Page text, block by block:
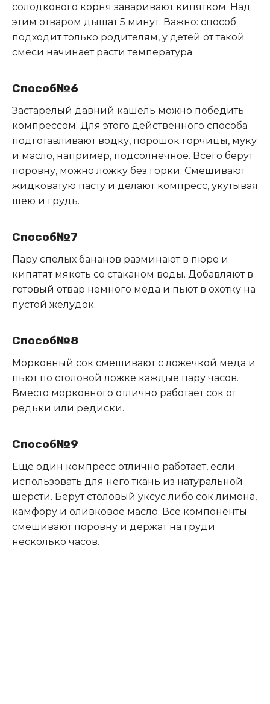
солодкового корня заваривают кипятком. Над
этим отваром дышат 5 минут. Важно: способ
подходит только родителям, у детей от такой
смеси начинает расти температура.
Способ№6
Застарелый давний кашель можно победить
компрессом. Для этого действенного способа
подготавливают водку, порошок горчицы, муку
и масло, например, подсолнечное. Всего берут
поровну, можно ложку без горки. Смешивают
жидковатую пасту и делают компресс, укутывая
шею и грудь.
Способ№7
Пару спелых бананов разминают в пюре и
кипятят мякоть со стаканом воды. Добавляют в
готовый отвар немного меда и пьют в охотку на
пустой желудок.
Способ№8
Морковный сок смешивают с ложечкой меда и
пьют по столовой ложке каждые пару часов.
Вместо морковного отлично работает сок от
редьки или редиски.
Способ№9
Еще один компресс отлично работает, если
использовать для него ткань из натуральной
шерсти. Берут столовый уксус либо сок лимона,
камфору и оливковое масло. Все компоненты
смешивают поровну и держат на груди
несколько часов.